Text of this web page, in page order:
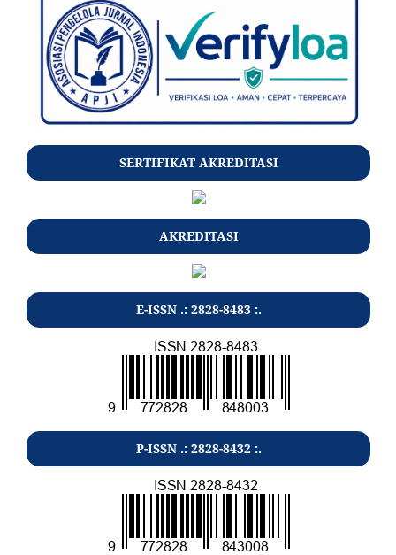
SERTIFIKAT AKREDITASI
AKREDITASI
E-ISSN .: 2828-8483 :.
P-ISSN .: 2828-8432 :.